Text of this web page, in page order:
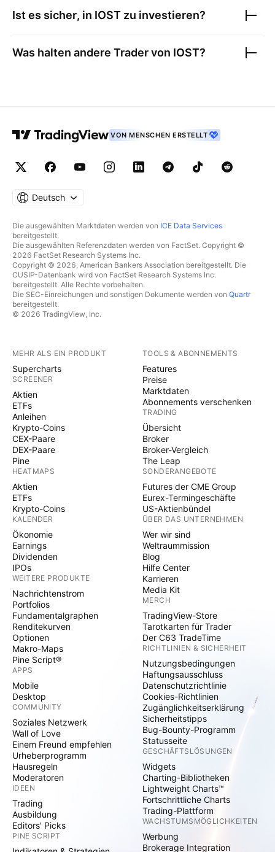
Ist es sicher, in IOST zu investieren?
Was halten andere Trader von IOST?
VON MENSCHEN ERSTELLT
Deutsch
Die ausgewählten Marktdaten werden von ICE Data Services
bereitgestellt.
Die ausgewählten Referenzdaten werden von FactSet. Copyright ©
2026 FactSet Research Systems Inc.
Copyright © 2026, American Bankers Association bereitgestellt. Die
CUSIP-Datenbank wird von FactSet Research Systems Inc.
bereitgestellt. Alle Rechte vorbehalten.
Die SEC-Einreichungen und sonstigen Dokumente werden von Quartr
bereitgestellt.
© 2026 TradingView, Inc.
MEHR ALS EIN PRODUKT
Supercharts
SCREENER
Aktien
ETFs
Anleihen
Krypto-Coins
CEX-Paare
DEX-Paare
Pine
HEATMAPS
Aktien
ETFs
Krypto-Coins
KALENDER
Ökonomie
Earnings
Dividenden
IPOs
WEITERE PRODUKTE
Nachrichtenstrom
Portfolios
Fundamentalgraphen
Renditekurven
Optionen
Makro-Maps
Pine Script®
APPS
Mobile
Desktop
COMMUNITY
Soziales Netzwerk
Wall of Love
Einem Freund empfehlen
Urheberprogramm
Hausregeln
Moderatoren
IDEEN
Trading
Ausbildung
Editors' Picks
PINE SCRIPT
TOOLS & ABONNEMENTS
Features
Preise
Marktdaten
Abonnements verschenken
TRADING
Übersicht
Broker
Broker-Vergleich
The Leap
SONDERANGEBOTE
Futures der CME Group
Eurex-Termingeschäfte
US-Aktienbündel
ÜBER DAS UNTERNEHMEN
Wer wir sind
Weltraummission
Blog
Hilfe Center
Karrieren
Media Kit
MERCH
TradingView-Store
Tarotkarten für Trader
Der C63 TradeTime
RICHTLINIEN & SICHERHEIT
Nutzungsbedingungen
Haftungsausschluss
Datenschutzrichtlinie
Cookies-Richtlinien
Zugänglichkeitserklärung
Sicherheitstipps
Bug-Bounty-Programm
Statusseite
GESCHÄFTSLÖSUNGEN
Widgets
Charting-Bibliotheken
Lightweight Charts™
Fortschrittliche Charts
Trading-Plattform
WACHSTUMSMÖGLICHKEITEN
Werbung
Brokerage Integration